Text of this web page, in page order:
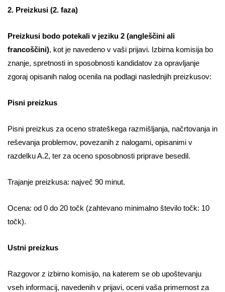
2. Preizkusi (2. faza)
Preizkusi bodo potekali v jeziku 2 (angleščini ali
francoščini), kot je navedeno v vaši prijavi. Izbirna komisija bo
znanje, spretnosti in sposobnosti kandidatov za opravljanje
zgoraj opisanih nalog ocenila na podlagi naslednjih preizkusov:
Pisni preizkus
Pisni preizkus za oceno strateškega razmišljanja, načrtovanja in
reševanja problemov, povezanih z nalogami, opisanimi v
razdelku A.2, ter za oceno sposobnosti priprave besedil.
Trajanje preizkusa: največ 90 minut.
Ocena: od 0 do 20 točk (zahtevano minimalno število točk: 10
točk).
Ustni preizkus
Razgovor z izbirno komisijo, na katerem se ob upoštevanju
vseh informacij, navedenih v prijavi, oceni vaša primernost za